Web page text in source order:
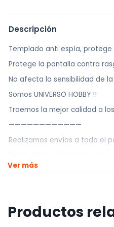
Descripción
Templado anti espía,
Protege la pantalla contra
No afecta la sensibilidad de
Somos UNIVERSO HOBBY !!
Traemos la mejor calidad a
————————————
Realizamos envíos a todo el
Envíos Flex en el día.
Retiros
Ver más
Productos